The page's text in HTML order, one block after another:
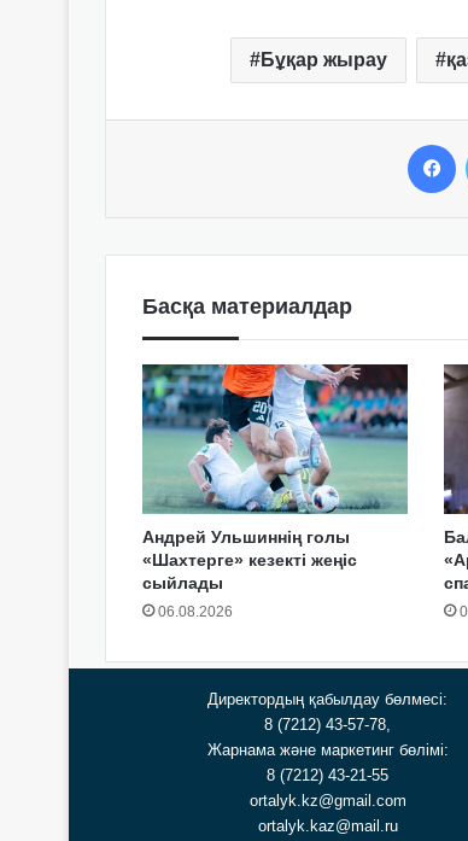
Бұқар жырау
Басқа материалдар
Андрей Ульшиннің голы
«Шахтерге» кезекті жеңіс
сыйлады
06.08.2026
Директордың қабылдау бөлмесі:
8 (7212) 43-57-78,
Жарнама және маркетинг бөлімі:
8 (7212) 43-21-55
ortalyk.kz@gmail.com
ortalyk.kaz@mail.ru